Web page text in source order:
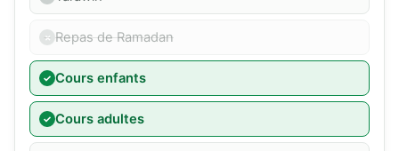
Repas de Ramadan
Cours enfants
Cours adultes